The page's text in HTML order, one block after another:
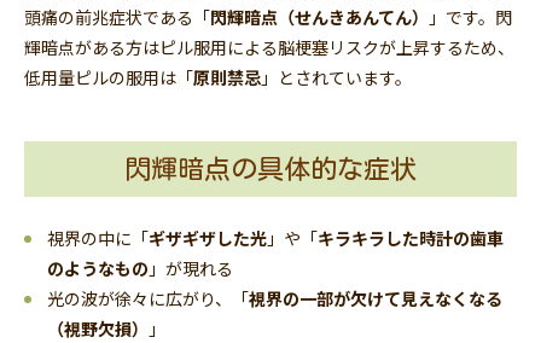
頭痛の前兆症状である「閃輝暗点（せんきあんてん）
」です。閃
輝暗点がある方はピル服用による脳梗塞リスクが上昇するため、
低用量ピルの服用は「原則禁忌 」とされています。
閃輝暗点の具体的な症状
視界の中に「ギザギザした光」や「キラキラした時計の歯車
のようなもの 」が現れる
光の波が徐々に広がり、「視界の一部が欠けて見えなくなる
（視野欠損）
」